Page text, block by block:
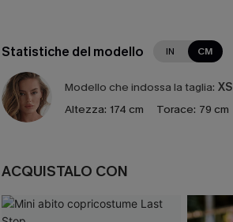
Statistiche del modello IN CM
Modello che indossa la taglia: XS
Altezza: 174 cm Torace: 79 cm
ACQUISTALO CON